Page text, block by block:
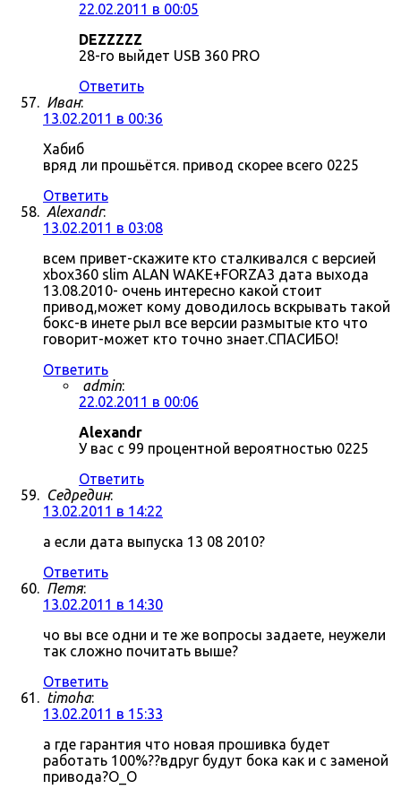
22.02.2011 в 00:05
DEZZZZZ
28-го выйдет USB 360 PRO
Ответить
Иван:
13.02.2011 в 00:36
Хабиб
вряд ли прошьётся. привод скорее всего 0225
Ответить
Alexandr:
13.02.2011 в 03:08
всем привет-скажите кто сталкивался с версией
xbox360 slim ALAN WAKE+FORZA3 дата выхода
13.08.2010- очень интересно какой стоит
привод,может кому доводилось вскрывать такой
бокс-в инете рыл все версии размытые кто что
говорит-может кто точно знает.СПАСИБО!
Ответить
admin:
22.02.2011 в 00:06
Alexandr
У вас с 99 процентной вероятностью 0225
Ответить
Седредин:
13.02.2011 в 14:22
а если дата выпуска 13 08 2010?
Ответить
Петя:
13.02.2011 в 14:30
чо вы все одни и те же вопросы задаете, неужели
так сложно почитать выше?
Ответить
timoha:
13.02.2011 в 15:33
а где гарантия что новая прошивка будет
работать 100%??вдруг будут бока как и с заменой
привода?О_О